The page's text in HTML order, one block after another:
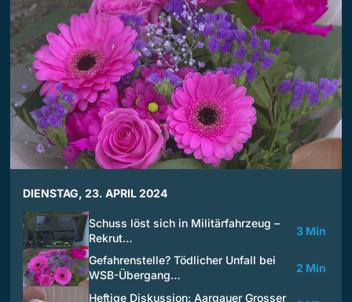
DIENSTAG, 23. APRIL 2024
Schuss löst sich in Militärfahrzeug –
Rekrut…
3 Min
Gefahrenstelle? Tödlicher Unfall bei
WSB-Übergang…
2 Min
Heftige Diskussion: Aargauer Grosser